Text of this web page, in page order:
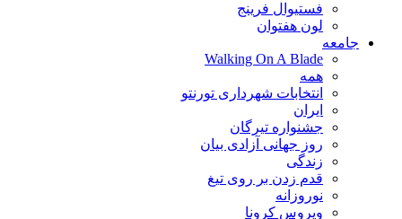
فستیوال فرینج
لون هفتوان
جامعه
Walking On A Blade
همه
انتخابات شهرداری تورنتو
ایران
جشنواره تیرگان
روز جهانی آزادی بیان
زندگی
قدم زدن بر روی تیغ
نوروزانه
ویروس کرونا